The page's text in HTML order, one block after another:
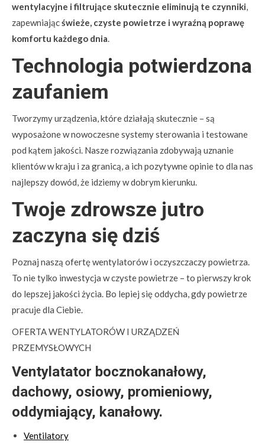
wentylacyjne i filtrujące skutecznie eliminują te czynniki
zapewniającświeże, czyste powietrze i wyraźną poprawę
komfortu każdego dnia
Technologia potwierdzona
zaufaniem
Tworzymy urządzenia, które działają skutecznie – są
wyposażone w nowoczesne systemy sterowania i testowane
pod kątem jakości. Nasze rozwiązania zdobywają uznanie
klientów w kraju i za granicą, a ich pozytywne opinie to dla nas
najlepszy dowód, że idziemy w dobrym kierunku.
Twoje zdrowsze jutro
zaczyna się dziś
Poznaj naszą ofertę wentylatorów i oczyszczaczy powietrza.
To nie tylko inwestycja w czyste powietrze – to pierwszy krok
do lepszej jakości życia. Bo lepiej się oddycha, gdy powietrze
pracuje dla Ciebie.
OFERTA WENTYLATORÓW I URZĄDZEŃ
PRZEMYSŁOWYCH
Ventylatator bocznokanałowy,
dachowy, osiowy, promieniowy,
oddymiający, kanałowy.
Ventilatory